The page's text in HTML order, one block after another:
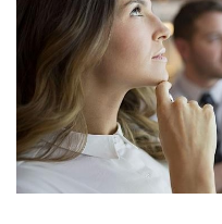
登入
刊登